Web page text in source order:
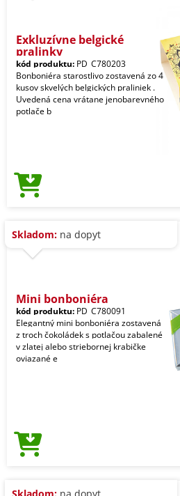
Exkluzívne belgické
pralinky
kód produktu: PD_C780203
Bonboniéra starostlivo zostavená zo 4
kusov skvelých belgických praliniek .
Uvedená cena vrátane jenobarevného
potlače b
Skladom: na dopyt
Mini bonboniéra
kód produktu: PD_C780091
Elegantný mini bonboniéra zostavená
z troch čokoládek s potlačou zabalené
v zlatej alebo striebornej krabičke
oviazané e